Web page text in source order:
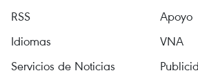
RSS
Apoyo
Idiomas
VNA
Servicios de Noticias